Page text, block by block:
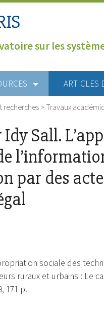
sur les
ARTICLES
recherches >Travaux
Sall.
par des
sociale des
ruraux et urbains : Le
171 p.